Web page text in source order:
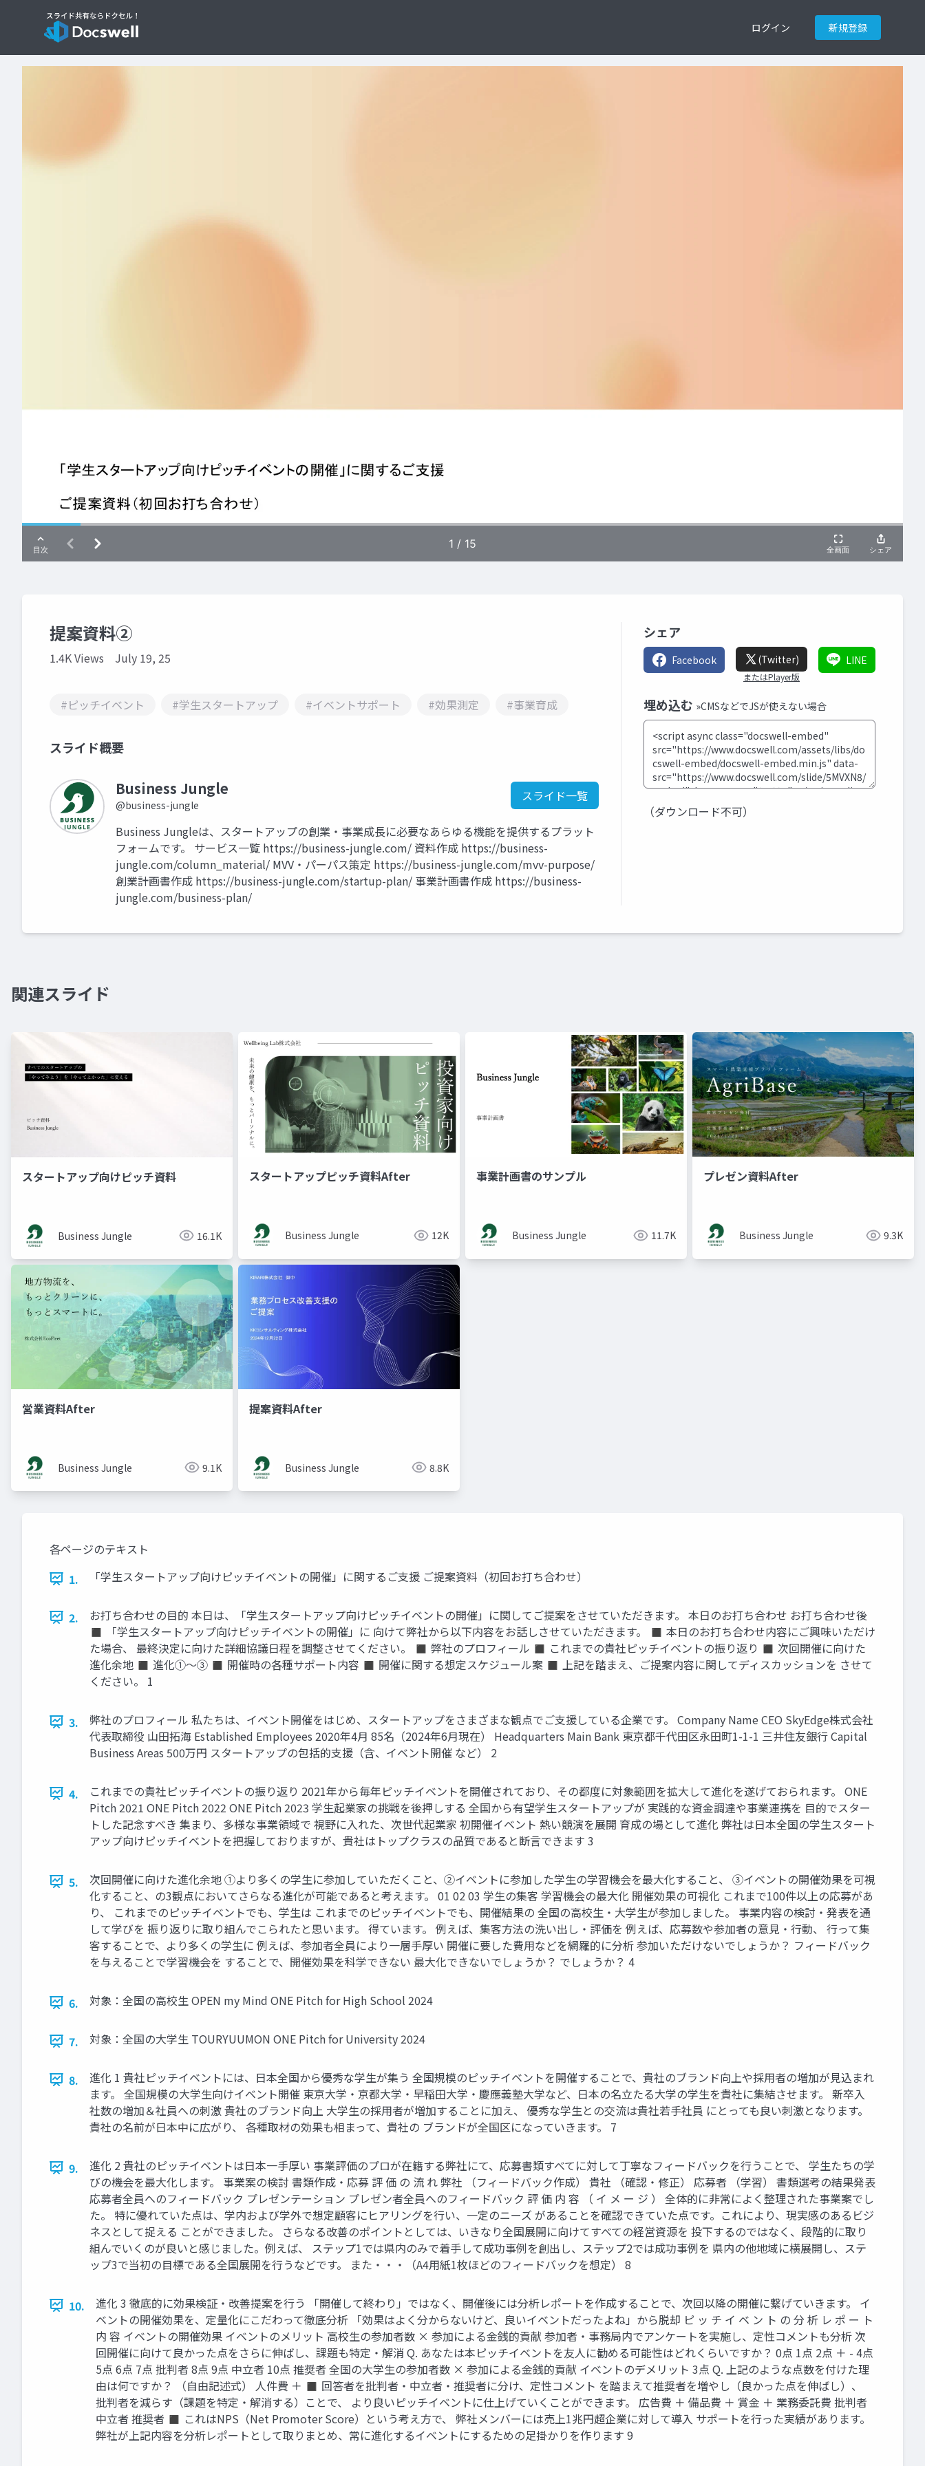
ログイン 新規登録
提案資料②
1.4K Views July 19, 25
#ピッチイベント #学生スタートアップ #イベントサポート #効果測定 #事業育成
スライド概要
Business Jungle
@business-jungle
スライド一覧
Business Jungleは、スタートアップの創業・事業成長に必要なあらゆる機能を提供するプラット
フォームです。 サービス一覧 https://business-jungle.com/ 資料作成 https://business-
jungle.com/column_material/ MVV・パーパス策定 https://business-jungle.com/mvv-purpose/
創業計画書作成 https://business-jungle.com/startup-plan/ 事業計画書作成 https://business-
jungle.com/business-plan/
シェア
Facebook (Twitter)
またはPlayer版
LINE
埋め込む »CMSなどでJSが使えない場合
（ダウンロード不可）
関連スライド
スタートアップ向けピッチ資料
Business Jungle 16.1K
スタートアップピッチ資料After
Business Jungle 12K
事業計画書のサンプル
Business Jungle 11.7K
プレゼン資料After
Business Jungle 9.3K
営業資料After
Business Jungle 9.1K
提案資料After
Business Jungle 8.8K
各ページのテキスト
1.
「学生スタートアップ向けピッチイベントの開催」に関するご支援 ご提案資料（初回お打ち合わせ）
2.
お打ち合わせの目的 本日は、「学生スタートアップ向けピッチイベントの開催」に関してご提案をさせていただきます。 本日のお打ち合わせ お打ち合わせ後
◼ 「学生スタートアップ向けピッチイベントの開催」に 向けて弊社から以下内容をお話しさせていただきます。 ◼ 本日のお打ち合わせ内容にご興味いただけ
た場合、 最終決定に向けた詳細協議日程を調整させてください。 ◼ 弊社のプロフィール ◼ これまでの貴社ピッチイベントの振り返り ◼ 次回開催に向けた
進化余地 ◼ 進化①～③ ◼ 開催時の各種サポート内容 ◼ 開催に関する想定スケジュール案 ◼ 上記を踏まえ、ご提案内容に関してディスカッションを させて
ください。 1
3.
弊社のプロフィール 私たちは、イベント開催をはじめ、スタートアップをさまざまな観点でご支援している企業です。 Company Name CEO SkyEdge株式会社
代表取締役 山田拓海 Established Employees 2020年4月 85名（2024年6月現在） Headquarters Main Bank 東京都千代田区永田町1-1-1 三井住友銀行 Capital
Business Areas 500万円 スタートアップの包括的支援（含、イベント開催 など） 2
4.
これまでの貴社ピッチイベントの振り返り 2021年から毎年ピッチイベントを開催されており、その都度に対象範囲を拡大して進化を遂げておられます。 ONE
Pitch 2021 ONE Pitch 2022 ONE Pitch 2023 学生起業家の挑戦を後押しする 全国から有望学生スタートアップが 実践的な資金調達や事業連携を 目的でスター
トした記念すべき 集まり、多様な事業領域で 視野に入れた、次世代起業家 初開催イベント 熱い競演を展開 育成の場として進化 弊社は日本全国の学生スタート
アップ向けピッチイベントを把握しておりますが、貴社はトップクラスの品質であると断言できます 3
5.
次回開催に向けた進化余地 ①より多くの学生に参加していただくこと、②イベントに参加した学生の学習機会を最大化すること、 ③イベントの開催効果を可視
化すること、の3観点においてさらなる進化が可能であると考えます。 01 02 03 学生の集客 学習機会の最大化 開催効果の可視化 これまで100件以上の応募があ
り、 これまでのピッチイベントでも、学生は これまでのピッチイベントでも、開催結果の 全国の高校生・大学生が参加しました。 事業内容の検討・発表を通
して学びを 振り返りに取り組んでこられたと思います。 得ています。 例えば、集客方法の洗い出し・評価を 例えば、応募数や参加者の意見・行動、 行って集
客することで、より多くの学生に 例えば、参加者全員により一層手厚い 開催に要した費用などを網羅的に分析 参加いただけないでしょうか？ フィードバック
を与えることで学習機会を することで、開催効果を科学できない 最大化できないでしょうか？ でしょうか？ 4
6. 対象：全国の高校生 OPEN my Mind ONE Pitch for High School 2024
7. 対象：全国の大学生 TOURYUUMON ONE Pitch for University 2024
8.
進化 1 貴社ピッチイベントには、日本全国から優秀な学生が集う 全国規模のピッチイベントを開催することで、貴社のブランド向上や採用者の増加が見込まれ
ます。 全国規模の大学生向けイベント開催 東京大学・京都大学・早稲田大学・慶應義塾大学など、日本の名立たる大学の学生を貴社に集結させます。 新卒入
社数の増加＆社員への刺激 貴社のブランド向上 大学生の採用者が増加することに加え、 優秀な学生との交流は貴社若手社員 にとっても良い刺激となります。
貴社の名前が日本中に広がり、 各種取材の効果も相まって、貴社の ブランドが全国区になっていきます。 7
9.
進化 2 貴社のピッチイベントは日本一手厚い 事業評価のプロが在籍する弊社にて、応募書類すべてに対して丁寧なフィードバックを行うことで、 学生たちの学
びの機会を最大化します。 事業案の検討 書類作成・応募 評 価 の 流 れ 弊社 （フィードバック作成） 貴社 （確認・修正） 応募者 （学習） 書類選考の結果発表
応募者全員へのフィードバック プレゼンテーション プレゼン者全員へのフィードバック 評 価 内 容 （ イ メ ー ジ ） 全体的に非常によく整理された事業案でし
た。 特に優れていた点は、学内および学外で想定顧客にヒアリングを行い、一定のニーズ があることを確認できていた点です。これにより、現実感のあるビジ
ネスとして捉える ことができました。 さらなる改善のポイントとしては、いきなり全国展開に向けてすべての経営資源を 投下するのではなく、段階的に取り
組んでいくのが良いと感じました。例えば、 ステップ1では県内のみで着手して成功事例を創出し、ステップ2では成功事例を 県内の他地域に横展開し、ステ
ップ3で当初の目標である全国展開を行うなどです。 また・・・（A4用紙1枚ほどのフィードバックを想定） 8
10.
進化 3 徹底的に効果検証・改善提案を行う 「開催して終わり」ではなく、開催後には分析レポートを作成することで、次回以降の開催に繋げていきます。 イ
ベントの開催効果を、定量化にこだわって徹底分析 「効果はよく分からないけど、良いイベントだったよね」から脱却 ピ ッ チ イ ベ ン ト の 分 析 レ ポ ー ト
内 容 イベントの開催効果 イベントのメリット 高校生の参加者数 × 参加による金銭的貢献 参加者・事務局内でアンケートを実施し、定性コメントも分析 次
回開催に向けて良かった点をさらに伸ばし、課題も特定・解消 Q. あなたは本ピッチイベントを友人に勧める可能性はどれくらいですか？ 0点 1点 2点 ＋ - 4点
5点 6点 7点 批判者 8点 9点 中立者 10点 推奨者 全国の大学生の参加者数 × 参加による金銭的貢献 イベントのデメリット 3点 Q. 上記のような点数を付けた理
由は何ですか？ （自由記述式） 人件費 ＋ ◼ 回答者を批判者・中立者・推奨者に分け、定性コメント を踏まえて推奨者を増やし（良かった点を伸ばし）、
批判者を減らす（課題を特定・解消する）ことで、 より良いピッチイベントに仕上げていくことができます。 広告費 ＋ 備品費 ＋ 賞金 ＋ 業務委託費 批判者
中立者 推奨者 ◼ これはNPS（Net Promoter Score）という考え方で、 弊社メンバーには売上1兆円超企業に対して導入 サポートを行った実績があります。
弊社が上記内容を分析レポートとして取りまとめ、常に進化するイベントにするための足掛かりを作ります 9